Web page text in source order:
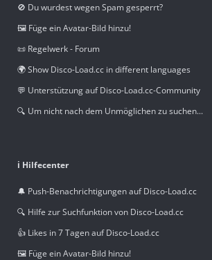
🚫 Du wurdest wegen Spam gesperrt?
🖼️ Füge ein Avatar-Bild hinzu!
📜 Regelwerk - Forum
🌍 Show Disco-Load.cc in different languages
💬 Unterstützung auf Disco-Load.cc-Community
🔍 Um nicht nach dem Unmöglichen zu suchen...
ℹ️ Hilfecenter
🔔 Push-Benachrichtigungen auf Disco-Load.cc
🔍 Hilfe zur Suchfunktion von Disco-Load.cc
👍 Likes in 7 Tagen auf Disco-Load.cc
🖼️ Füge ein Avatar-Bild hinzu!